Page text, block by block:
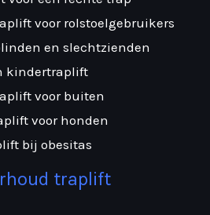
voor rolstoelgebruikers
en slechtzienden
kindertraplift
voor buiten
voor honden
bij obesitas
traplift